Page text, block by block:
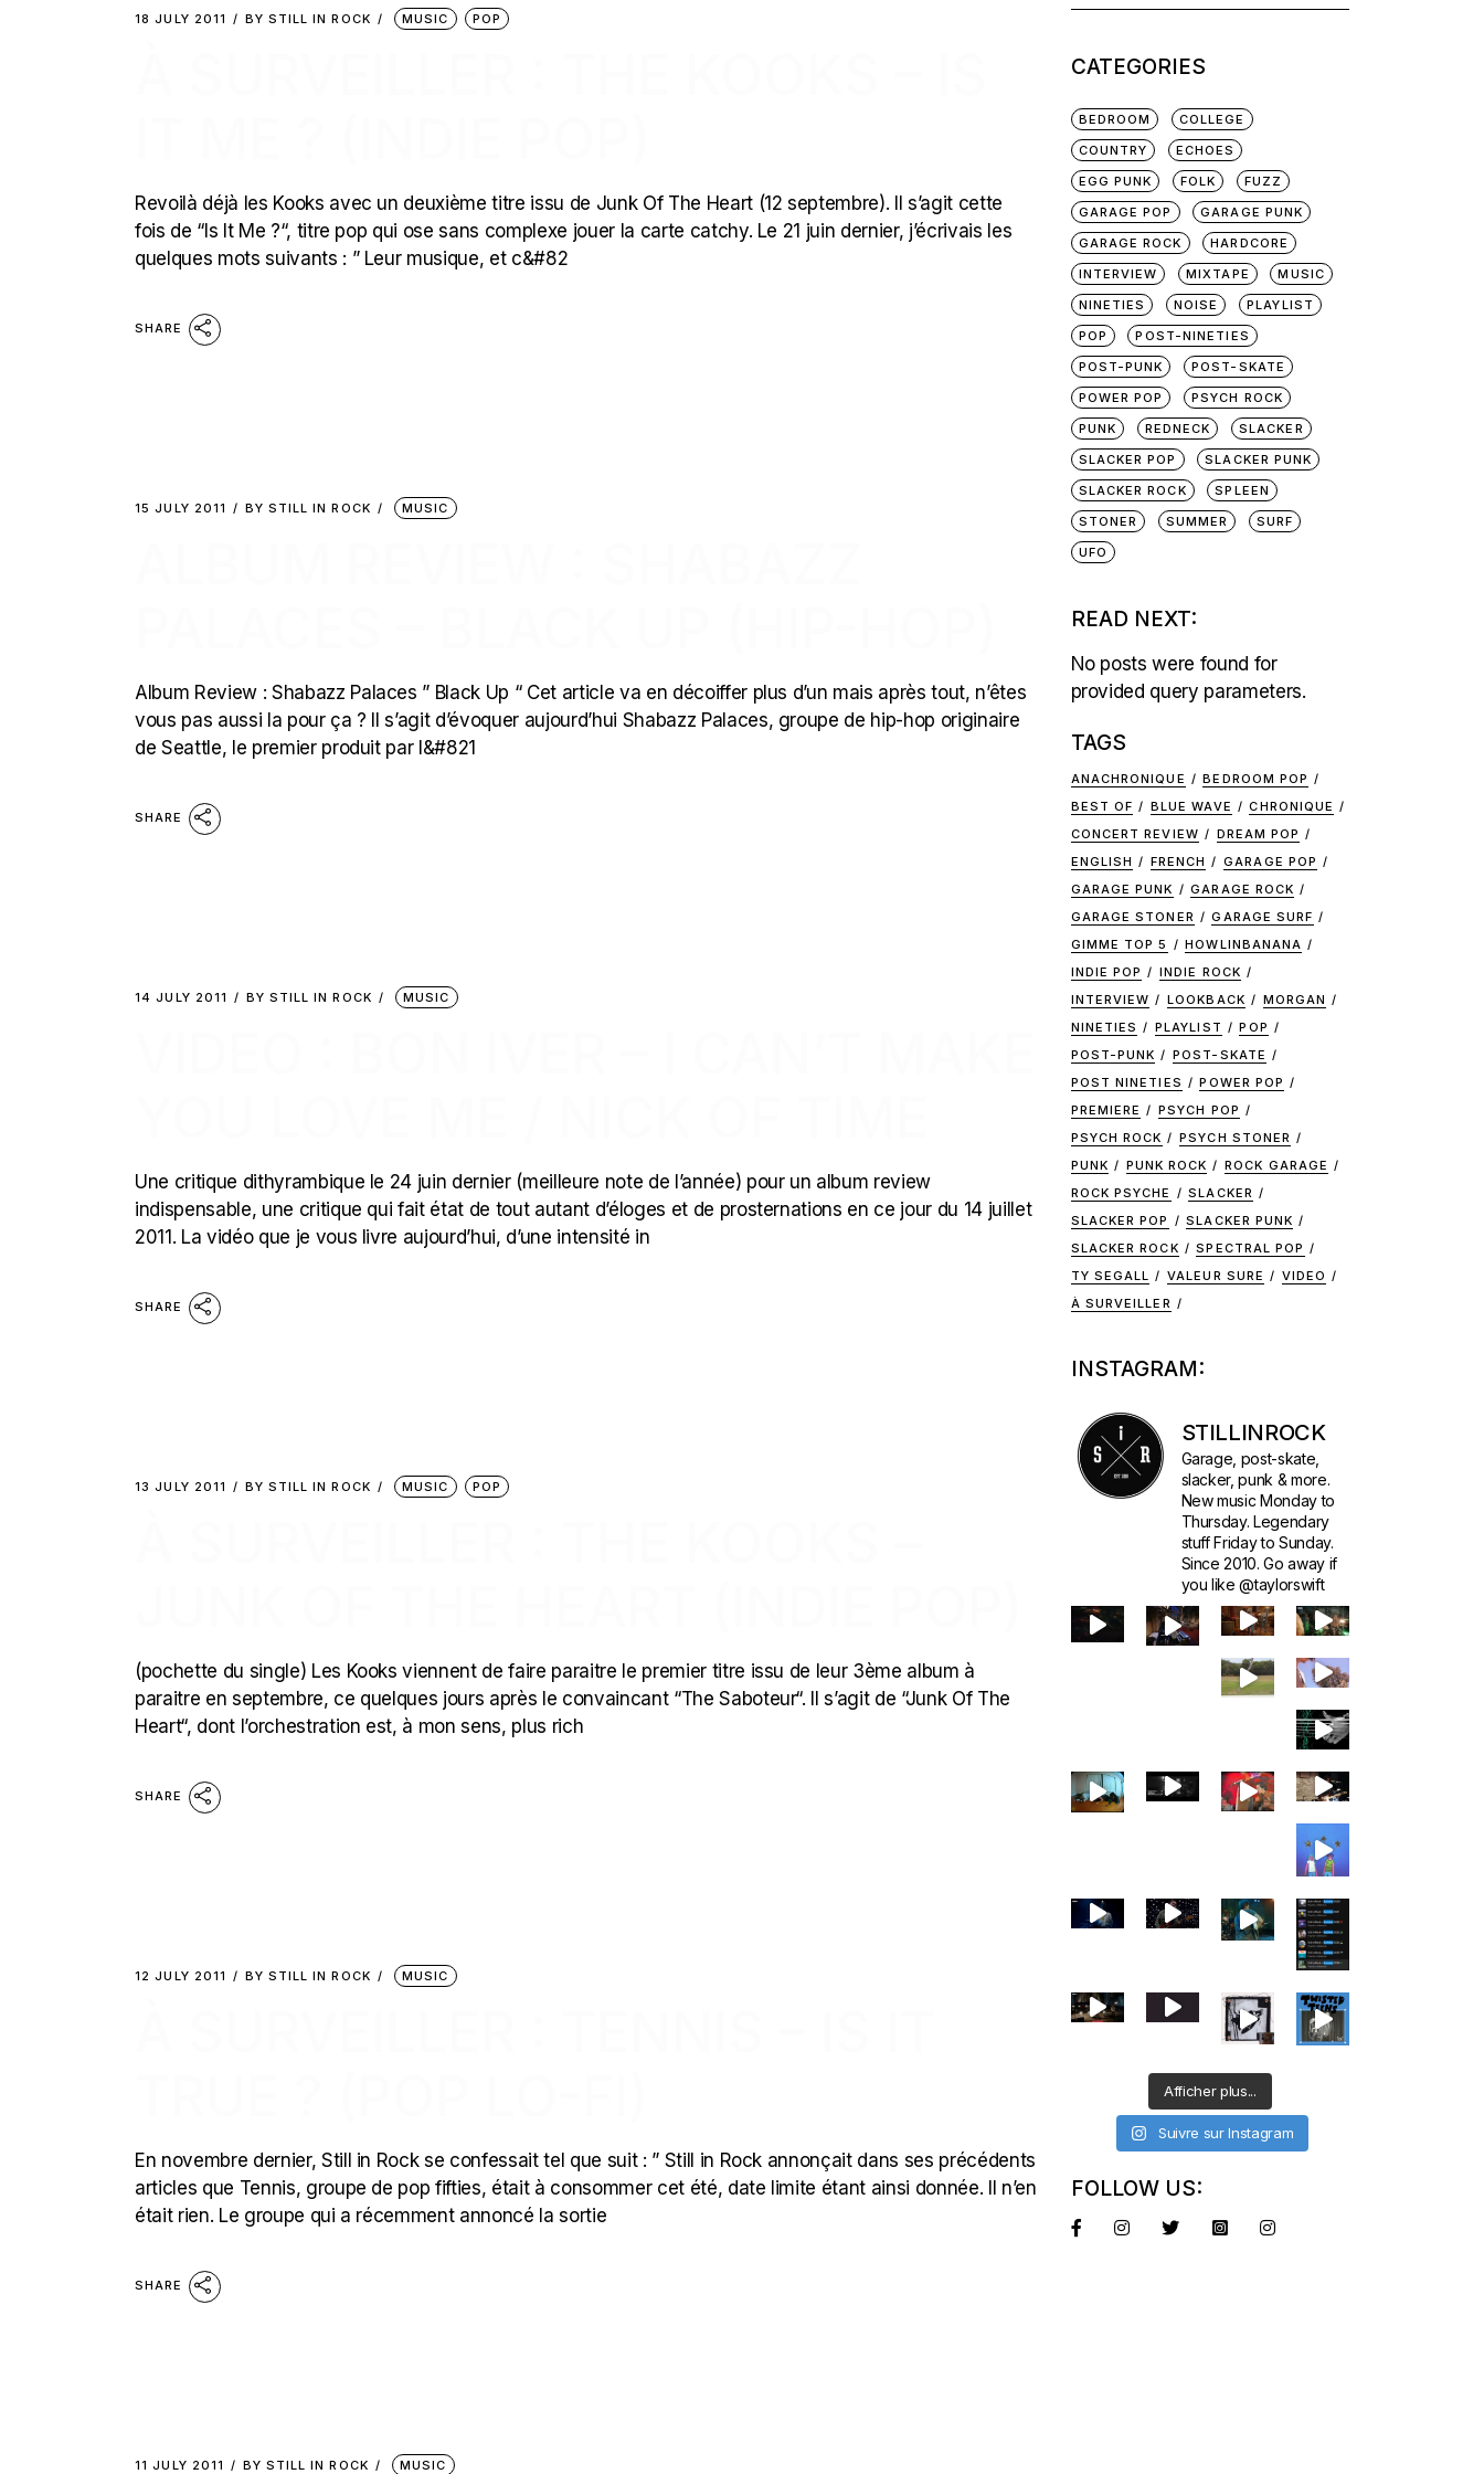
18 JULY 2011 BY STILL IN ROCK MUSIC POP
Revoilà déjà les Kooks avec un deuxième titre issu de Junk Of The Heart (12 septembre). Il s’agit cette
fois de “Is It Me ?“, titre pop qui ose sans complexe jouer la carte catchy. Le 21 juin dernier, j’écrivais les
quelques mots suivants : ” Leur musique, et c&#82
SHARE
15 JULY 2011 BY STILL IN ROCK MUSIC
Album Review : Shabazz Palaces ” Black Up “ Cet article va en décoiffer plus d’un mais après tout, n’êtes
vous pas aussi la pour ça ? Il s’agit d’évoquer aujourd’hui Shabazz Palaces, groupe de hip-hop originaire
de Seattle, le premier produit par l&#821
SHARE
14 JULY 2011 BY STILL IN ROCK MUSIC
Une critique dithyrambique le 24 juin dernier (meilleure note de l’année) pour un album review
indispensable, une critique qui fait état de tout autant d’éloges et de prosternations en ce jour du 14 juillet
2011. La vidéo que je vous livre aujourd’hui, d’une intensité in
SHARE
13 JULY 2011 BY STILL IN ROCK MUSIC POP
(pochette du single) Les Kooks viennent de faire paraitre le premier titre issu de leur 3ème album à
paraitre en septembre, ce quelques jours après le convaincant “The Saboteur“. Il s’agit de “Junk Of The
Heart“, dont l’orchestration est, à mon sens, plus rich
SHARE
12 JULY 2011 BY STILL IN ROCK MUSIC
En novembre dernier, Still in Rock se confessait tel que suit : ” Still in Rock annonçait dans ses précédents
articles que Tennis, groupe de pop fifties, était à consommer cet été, date limite étant ainsi donnée. Il n’en
était rien. Le groupe qui a récemment annoncé la sortie
SHARE
11 JULY 2011 BY STILL IN ROCK MUSIC
CATEGORIES
BEDROOM
COLLEGE
COUNTRY
ECHOES
EGG PUNK
FOLK
FUZZ
GARAGE POP
GARAGE PUNK
GARAGE ROCK
HARDCORE
INTERVIEW
MIXTAPE
MUSIC
NINETIES
NOISE
PLAYLIST
POP
POST-NINETIES
POST-PUNK
POST-SKATE
POWER POP
PSYCH ROCK
PUNK
REDNECK
SLACKER
SLACKER POP
SLACKER PUNK
SLACKER ROCK
SPLEEN
STONER
SUMMER
SURF
UFO
READ NEXT:
No posts were found for
provided query parameters.
TAGS
ANACHRONIQUE
BEDROOM POP
BEST OF
BLUE WAVE
CHRONIQUE
CONCERT REVIEW
DREAM POP
ENGLISH
FRENCH
GARAGE POP
GARAGE PUNK
GARAGE ROCK
GARAGE STONER
GARAGE SURF
GIMME TOP 5
HOWLINBANANA
INDIE POP
INDIE ROCK
INTERVIEW
LOOKBACK
MORGAN
NINETIES
PLAYLIST
POP
POST-PUNK
POST-SKATE
POST NINETIES
POWER POP
PREMIERE
PSYCH POP
PSYCH ROCK
PSYCH STONER
PUNK
PUNK ROCK
ROCK GARAGE
ROCK PSYCHE
SLACKER
SLACKER POP
SLACKER PUNK
SLACKER ROCK
SPECTRAL POP
TY SEGALL
VALEUR SURE
VIDEO
À SURVEILLER
INSTAGRAM:
STILLINROCK
Garage, post-skate,
slacker, punk & more.
New music Monday to
Thursday. Legendary
stuff Friday to Sunday.
Since 2010. Go away if
you like @taylorswift
Afficher plus...
Suivre sur Instagram
FOLLOW US: